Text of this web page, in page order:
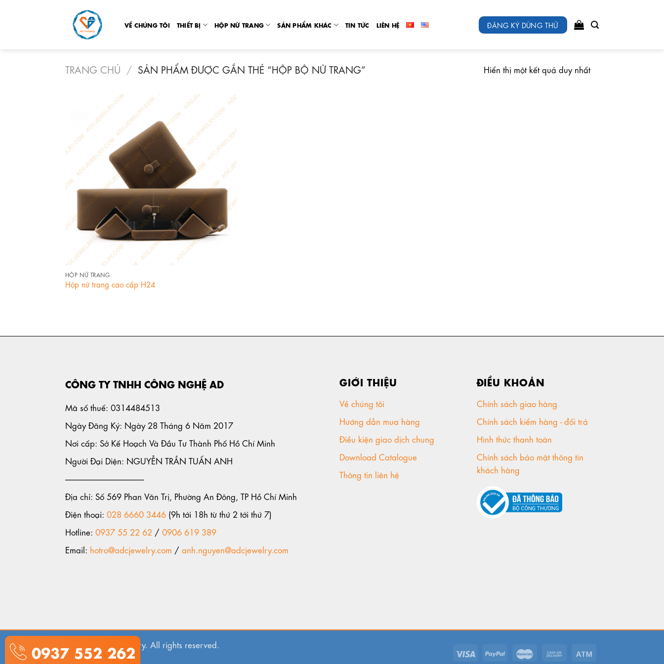
VỀ CHÚNG TÔI THIẾT BỊ HỘP NỮ TRANG SẢN PHẨM KHÁC TIN TỨC LIÊN HỆ ĐĂNG KÝ DÙNG THỬ
TRANG CHỦ / SẢN PHẨM ĐƯỢC GẮN THẺ “HỘP BỘ NỮ TRANG” Hiển thị một kết quả duy nhất
+
HỘP NỮ TRANG
Hộp nữ trang cao cấp H24
CÔNG TY TNHH CÔNG NGHỆ AD
Mã số thuế: 0314484513
Ngày Đăng Ký: Ngày 28 Tháng 6 Năm 2017
Nơi cấp: Sở Kế Hoạch Và Đầu Tư Thành Phố Hồ Chí Minh
Người Đại Diện: NGUYỄN TRẦN TUẤN ANH
-----------------------------------------------------
Địa chỉ: Số 569 Phan Văn Trị, Phường An Đông, TP Hồ Chí Minh
Điện thoại: 028 6660 3446 (9h tới 18h từ thứ 2 tới thứ 7)
Hotline: 0937 55 22 62 / 0906 619 389
Email: hotro@adcjewelry.com / anh.nguyen@adcjewelry.com
GIỚI THIỆU
Về chúng tôi
Hướng dẫn mua hàng
Điều kiện giao dịch chung
Download Catalogue
Thông tin liên hệ
ĐIỀU KHOẢN
Chính sách giao hàng
Chính sách kiểm hàng - đổi trả
Hình thức thanh toán
Chính sách bảo mật thông tin
khách hàng
© 2018. ADC Jewelry. All rights reserved.
0937 552 262